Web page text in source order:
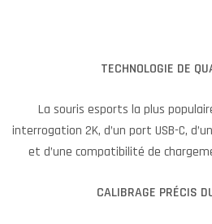
TECHNOLOGIE DE
La souris esports la plus
interrogation 2K, d’un port USB-C,
et d’une compatibilité de
CALIBRAGE PRÉCIS